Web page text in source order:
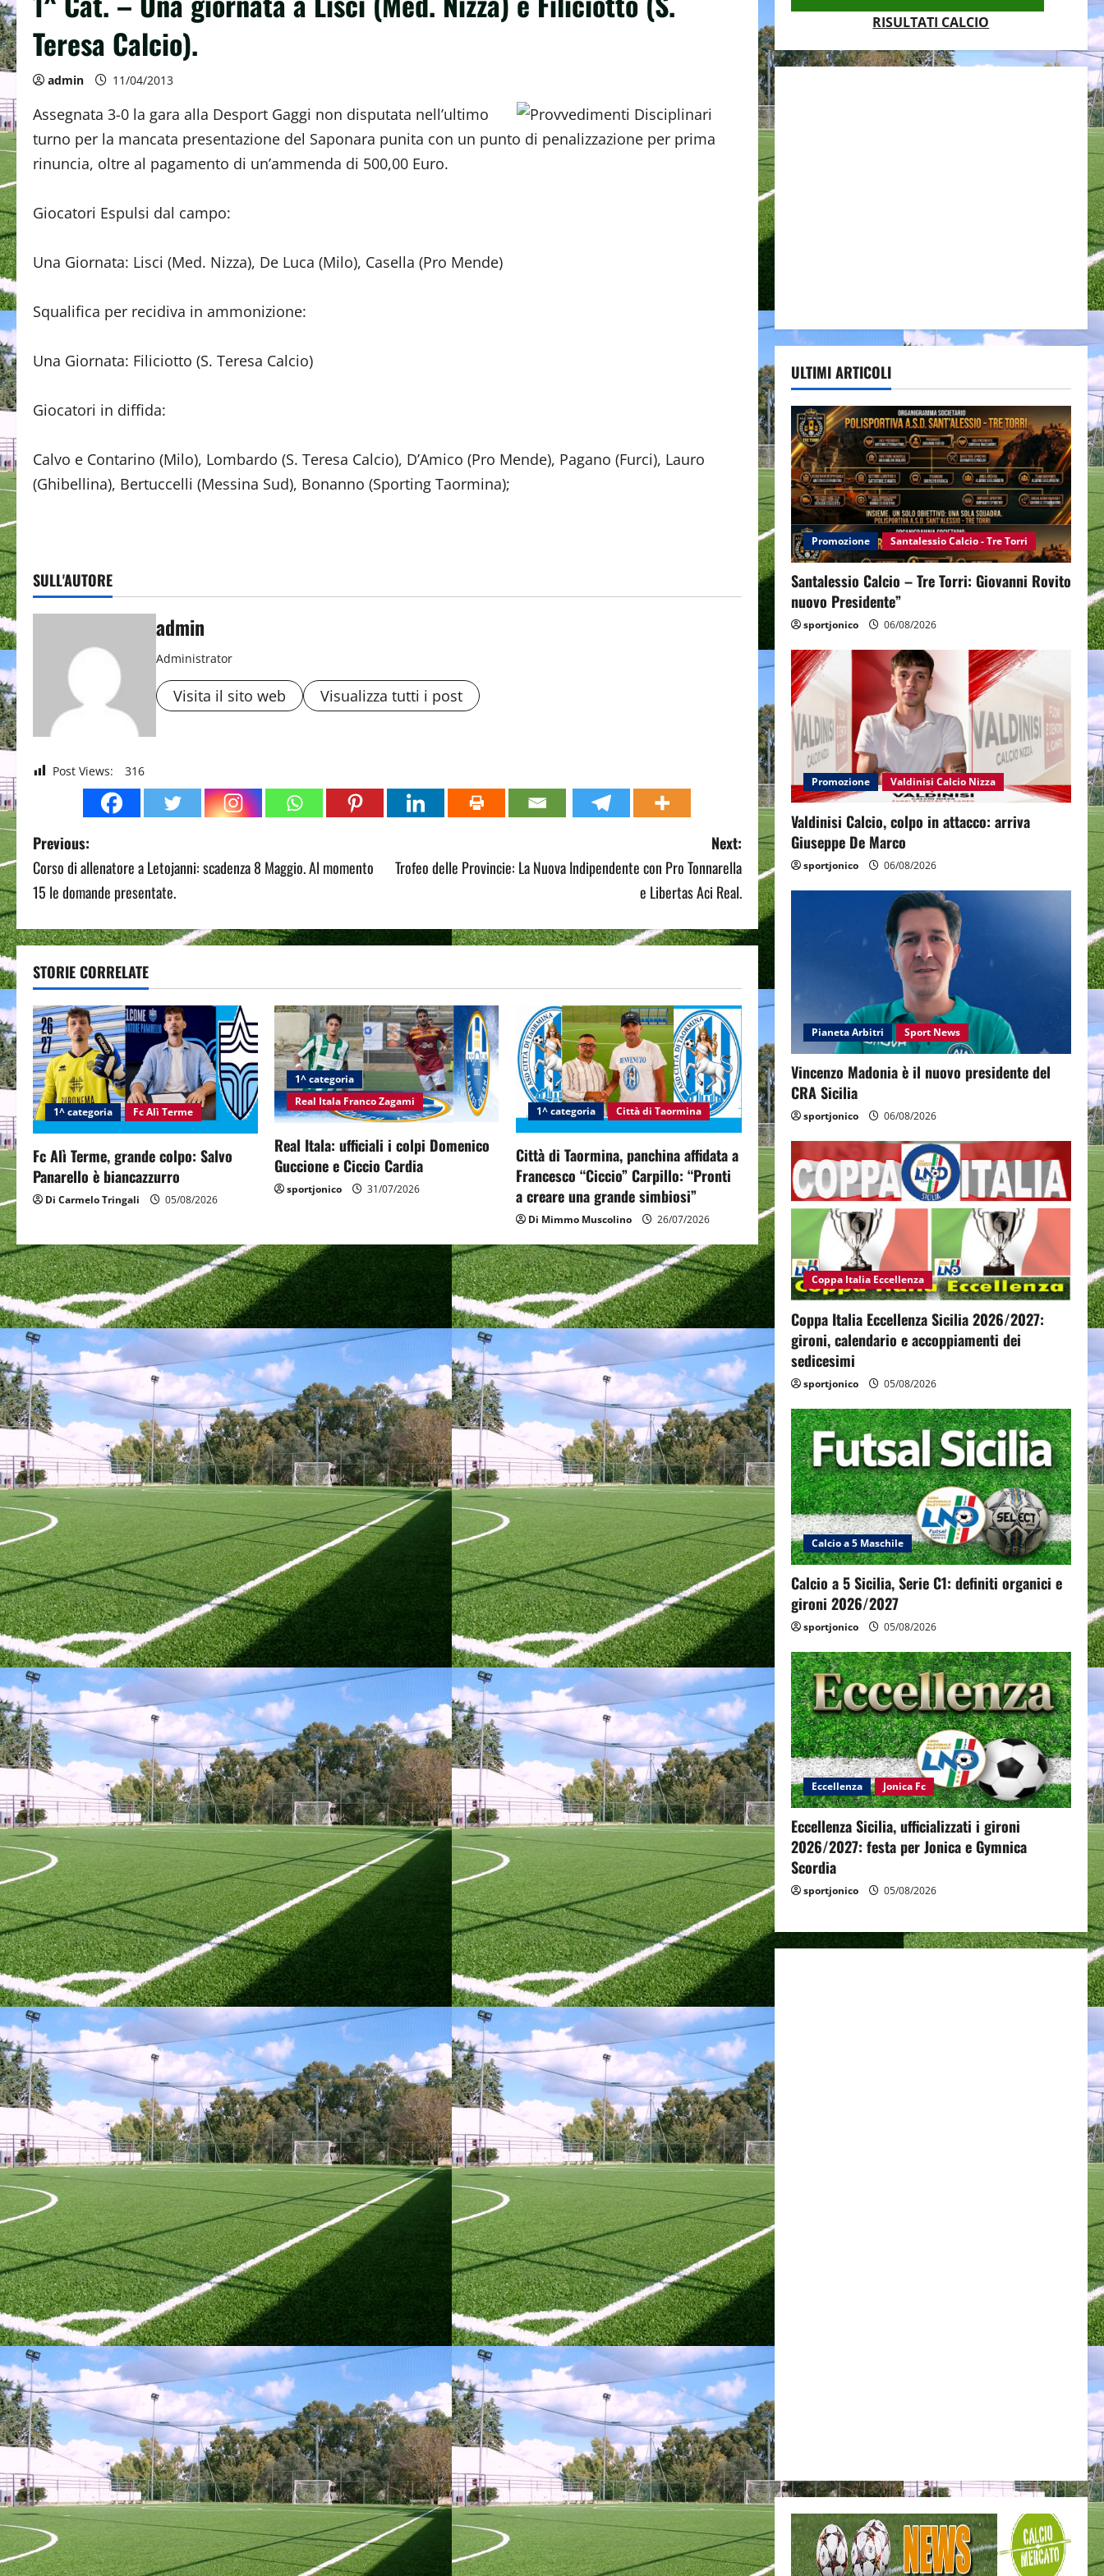
Teresa Calcio).
admin 11/04/2013
Assegnata 3-0 la gara alla Desport Gaggi non disputata nell’ultimo
turno per la mancata presentazione del Saponara punita con un punto di penalizzazione per prima
rinuncia, oltre al pagamento di un’ammenda di 500,00 Euro.
Giocatori Espulsi dal campo:
Una Giornata: Lisci (Med. Nizza), De Luca (Milo), Casella (Pro Mende)
Squalifica per recidiva in ammonizione:
Una Giornata: Filiciotto (S. Teresa Calcio)
Giocatori in diffida:
Calvo e Contarino (Milo), Lombardo (S. Teresa Calcio), D’Amico (Pro Mende), Pagano (Furci), Lauro
(Ghibellina), Bertuccelli (Messina Sud), Bonanno (Sporting Taormina);
SULL'AUTORE
admin
Administrator
Visita il sito web Visualizza tutti i post
Post Views: 316
P
o
t
n
a
v
i
g
a
t
o
n
Previous:
Corso di allenatore a Letojanni: scadenza 8 Maggio. Al momento
15 le domande presentate.
Next:
Trofeo delle Provincie: La Nuova Indipendente con Pro Tonnarella
e Libertas Aci Real.
STORIE CORRELATE
1^ categoria Fc Alì Terme
Fc Alì Terme, grande colpo: Salvo
Panarello è biancazzurro
Di Carmelo Tringali 05/08/2026
1^ categoria
Real Itala Franco Zagami
Real Itala: ufficiali i colpi Domenico
Guccione e Ciccio Cardia
sportjonico 31/07/2026
1^ categoria Città di Taormina
Città di Taormina, panchina affidata a
Francesco “Ciccio” Carpillo: “Pronti
a creare una grande simbiosi”
Di Mimmo Muscolino 26/07/2026
RISULTATI CALCIO
ULTIMI ARTICOLI
Promozione Santalessio Calcio - Tre Torri
Santalessio Calcio – Tre Torri: Giovanni Rovito
nuovo Presidente”
sportjonico 06/08/2026
Promozione Valdinisi Calcio Nizza
Valdinisi Calcio, colpo in attacco: arriva
Giuseppe De Marco
sportjonico 06/08/2026
Pianeta Arbitri Sport News
Vincenzo Madonia è il nuovo presidente del
CRA Sicilia
sportjonico 06/08/2026
Coppa Italia Eccellenza
Coppa Italia Eccellenza Sicilia 2026/2027:
gironi, calendario e accoppiamenti dei
sedicesimi
sportjonico 05/08/2026
Calcio a 5 Maschile
Calcio a 5 Sicilia, Serie C1: definiti organici e
gironi 2026/2027
sportjonico 05/08/2026
Eccellenza Jonica Fc
Eccellenza Sicilia, ufficializzati i gironi
2026/2027: festa per Jonica e Gymnica
Scordia
sportjonico 05/08/2026